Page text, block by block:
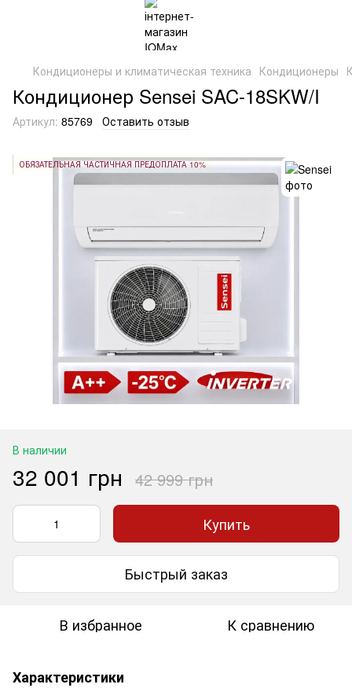
Кондиционеры и климатическая техника Кондиционеры
Кондиционер Sensei SAC-18SKW/I
Артикул: 85769 Оставить отзыв
ОБЯЗАТЕЛЬНАЯ ЧАСТИЧНАЯ ПРЕДОПЛАТА 10%
В наличии
32 001 грн 42 999 грн
Купить
Быстрый заказ
В избранное К сравнению
Характеристики